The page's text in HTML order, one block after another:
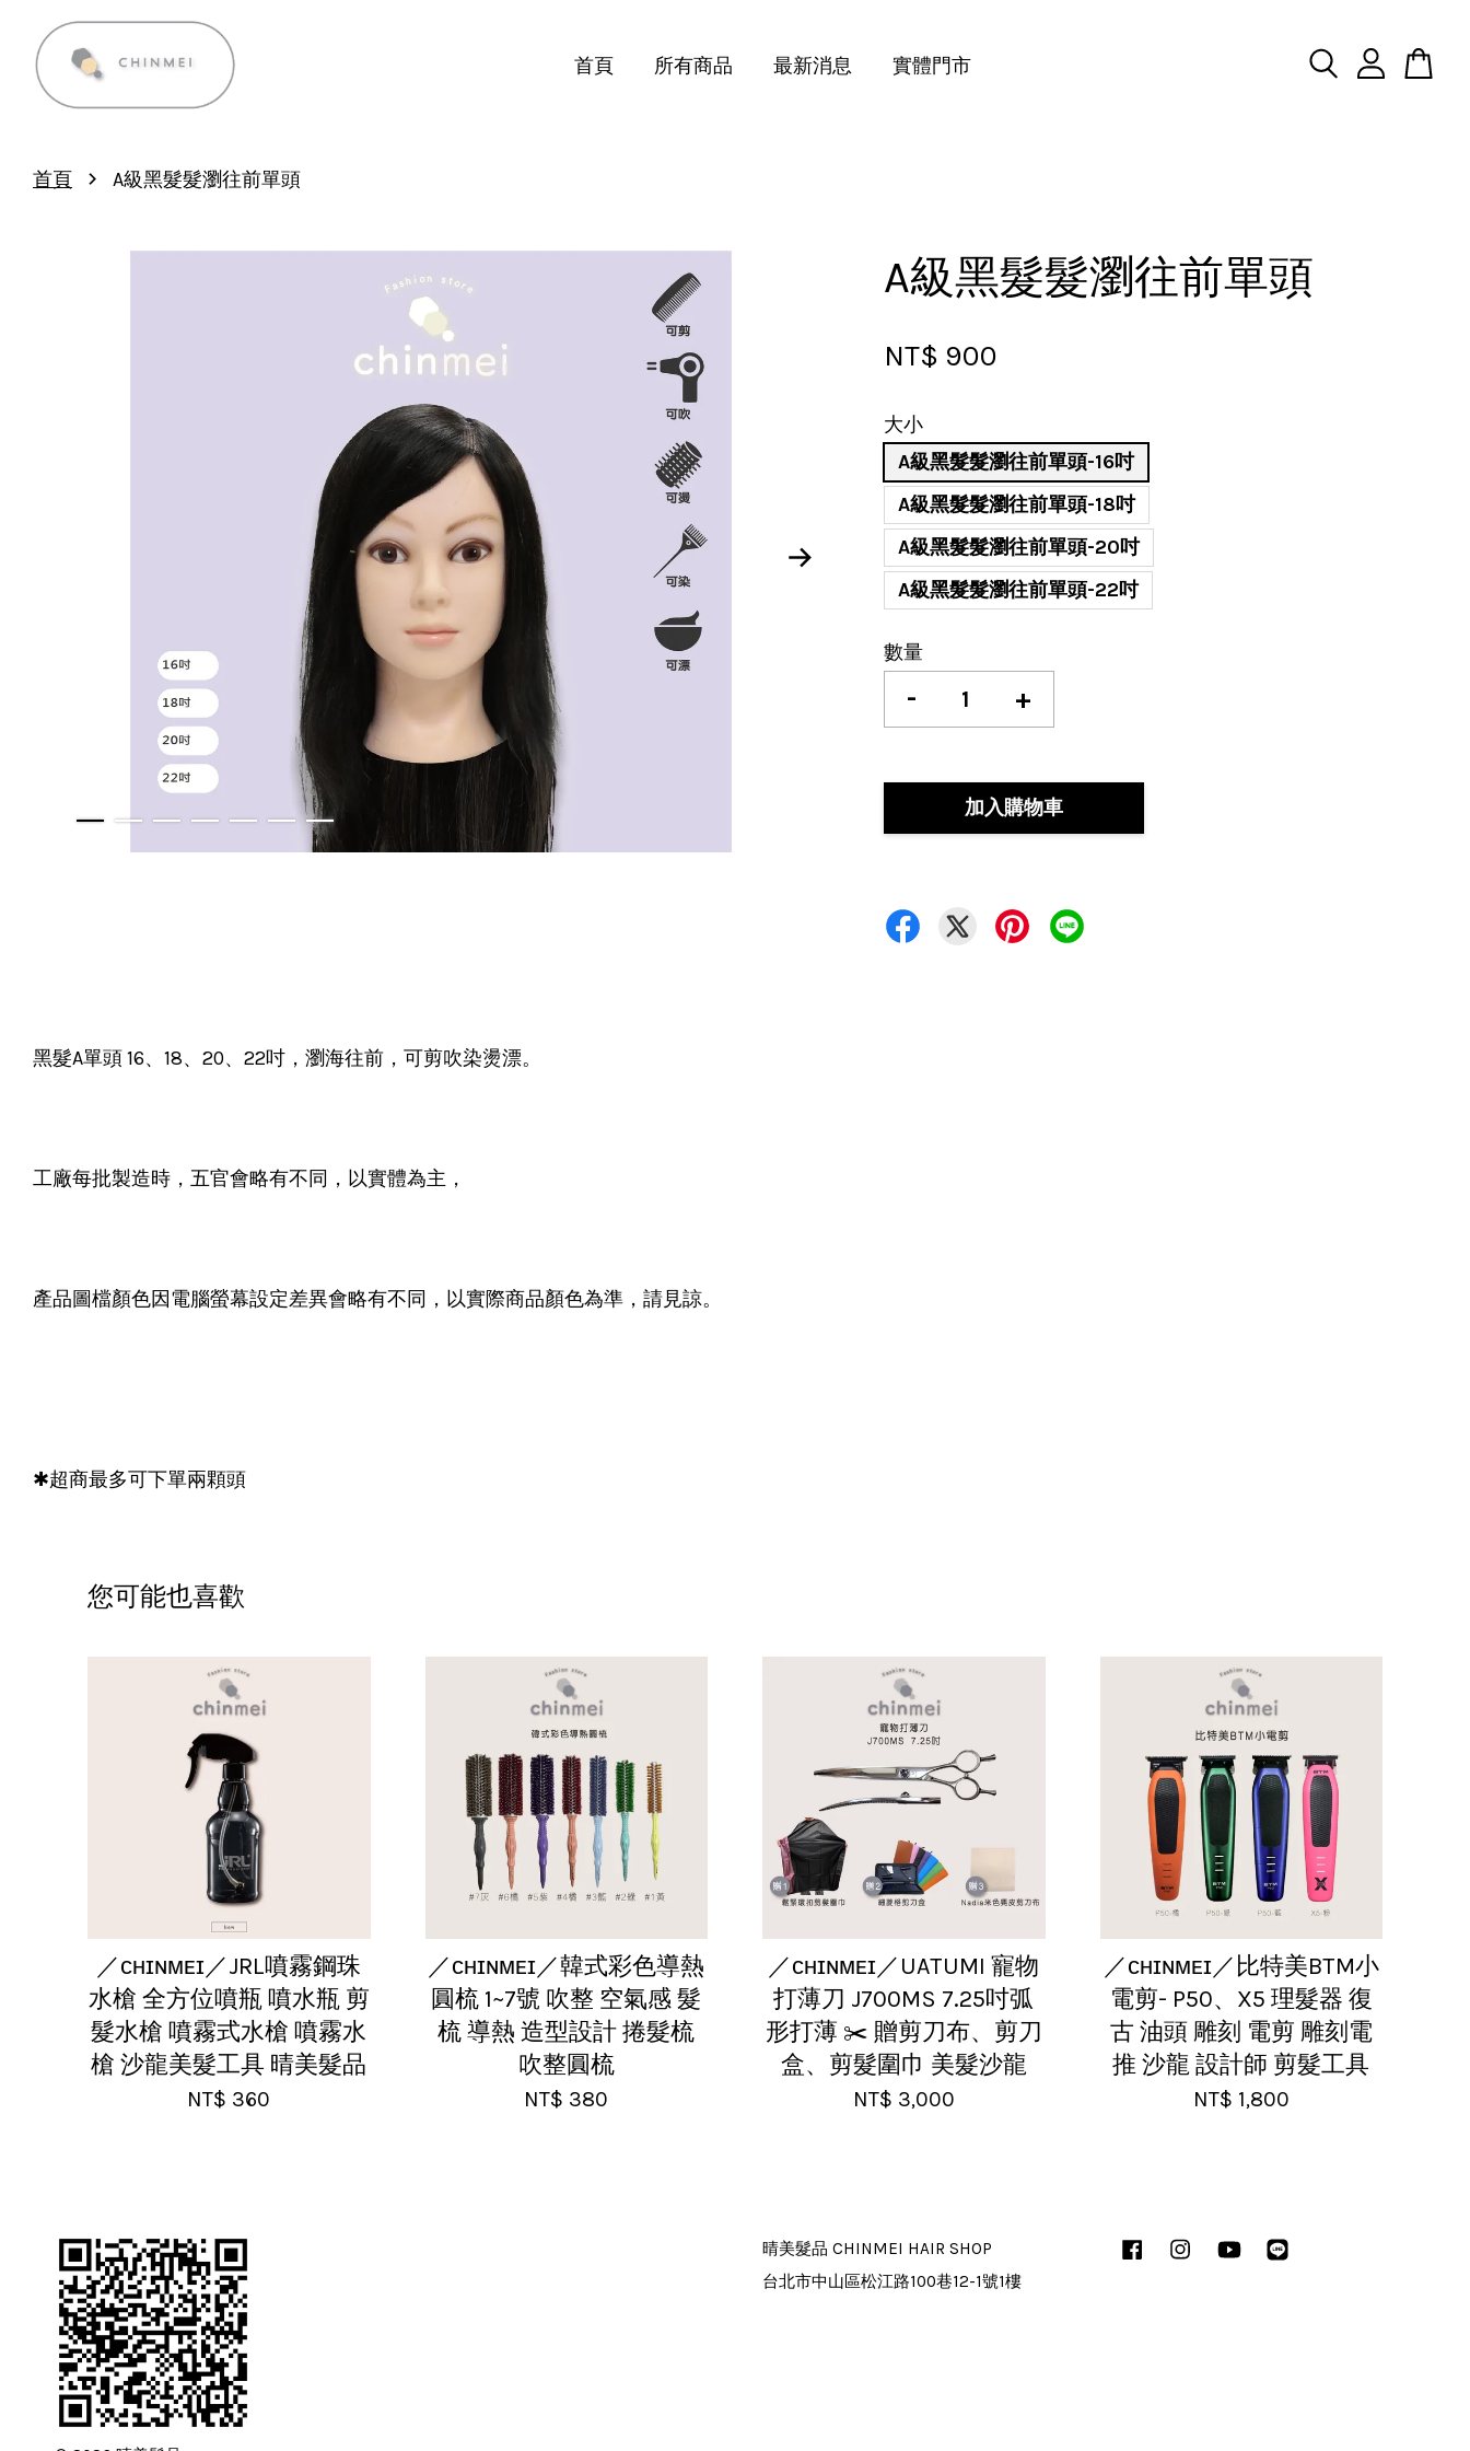
首頁 所有商品 最新消息 實體門市
首頁 › A級黑髮髮瀏往前單頭
A級黑髮髮瀏往前單頭
NT$ 900
大小
A級黑髮髮瀏往前單頭-16吋
A級黑髮髮瀏往前單頭-18吋
A級黑髮髮瀏往前單頭-20吋
A級黑髮髮瀏往前單頭-22吋
數量
- +
加入購物車
黑髮A單頭 16、18、20、22吋，瀏海往前，可剪吹染燙漂。
工廠每批製造時，五官會略有不同，以實體為主，
產品圖檔顏色因電腦螢幕設定差異會略有不同，以實際商品顏色為準，請見諒。
✱超商最多可下單兩顆頭
您可能也喜歡
／ᴄʜɪɴᴍᴇɪ／JRL噴霧鋼珠
水槍 全方位噴瓶 噴水瓶 剪
髮水槍 噴霧式水槍 噴霧水
槍 沙龍美髮工具 晴美髮品
NT$ 360
／ᴄʜɪɴᴍᴇɪ／韓式彩色導熱
圓梳 1~7號 吹整 空氣感 髮
梳 導熱 造型設計 捲髮梳
吹整圓梳
NT$ 380
／ᴄʜɪɴᴍᴇɪ／UATUMI 寵物
打薄刀 J700MS 7.25吋弧
形打薄 ✂️ 贈剪刀布、剪刀
盒、剪髮圍巾 美髮沙龍
NT$ 3,000
／ᴄʜɪɴᴍᴇɪ／比特美BTM小
電剪- P50、X5 理髮器 復
古 油頭 雕刻 電剪 雕刻電
推 沙龍 設計師 剪髮工具
NT$ 1,800
晴美髮品 CHINMEI HAIR SHOP
台北市中山區松江路100巷12-1號1樓
FacebookInstagramYouTube
繼續購物